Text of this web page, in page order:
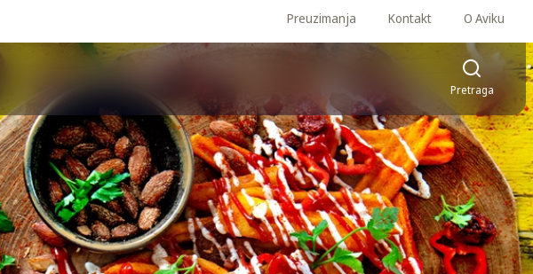
Preuzimanja Kontakt O Aviku
Pretraga